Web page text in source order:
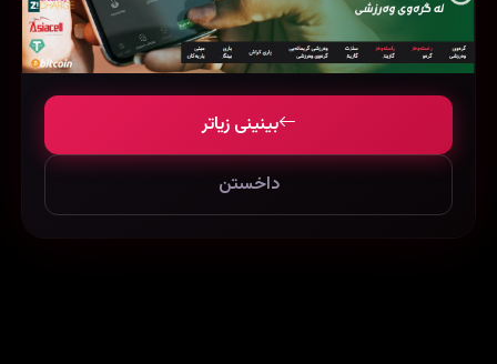
بینینی زیاتر
داخستن